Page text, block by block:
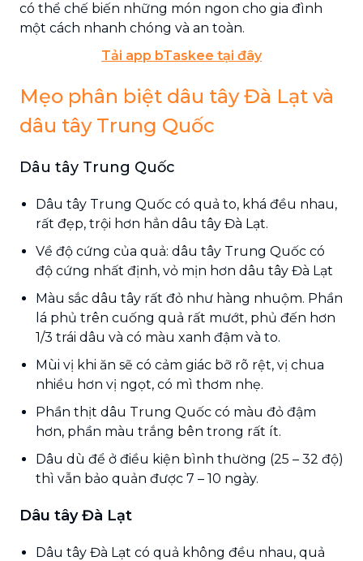
có thể chế biến những món ngon cho gia đình
một cách nhanh chóng và an toàn.
Tải app bTaskee tại đây
Mẹo phân biệt dâu tây Đà Lạt và
dâu tây Trung Quốc
Dâu tây Trung Quốc
Dâu tây Trung Quốc có quả to, khá đều nhau,
rất đẹp, trội hơn hẳn dâu tây Đà Lạt.
Về độ cứng của quả: dâu tây Trung Quốc có
độ cứng nhất định, vỏ mịn hơn dâu tây Đà Lạt
Màu sắc dâu tây rất đỏ như hàng nhuộm. Phần
lá phủ trên cuống quả rất mướt, phủ đến hơn
1/3 trái dâu và có màu xanh đậm và to.
Mùi vị khi ăn sẽ có cảm giác bỡ rõ rệt, vị chua
nhiều hơn vị ngọt, có mì thơm nhẹ.
Phần thịt dâu Trung Quốc có màu đỏ đậm
hơn, phần màu trắng bên trong rất ít.
Dâu dù để ở điều kiện bình thường (25 – 32 độ)
thì vẫn bảo quản được 7 – 10 ngày.
Dâu tây Đà Lạt
Dâu tây Đà Lạt có quả không đều nhau, quả